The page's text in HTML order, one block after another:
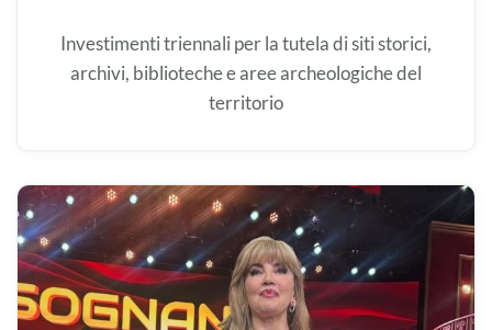
Investimenti triennali per la tutela di siti storici,
archivi, biblioteche e aree archeologiche del
territorio